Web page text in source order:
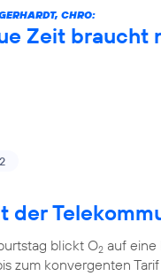
CHRO:
Zeit braucht
der
blickt O2 auf
zum konvergenten